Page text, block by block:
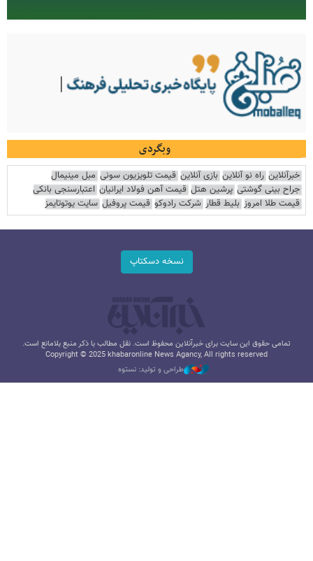
وبگردی
خبرآنلاین راه نو آنلاین بازی آنلاین قیمت تلویزیون سونی مبل مینیمال
جراح بینی گوشتی پرشین هتل قیمت آهن فولاد ایرانیان اعتبارسنجی بانکی
قیمت طلا امروز بلیط قطار شرکت رادوکو قیمت پروفیل سایت یوتوتایمز
نسخه دسکتاپ
تمامی حقوق این سایت برای خبرآنلاین محفوظ است. نقل مطالب با ذکر منبع بلامانع است.
Copyright © 2025 khabaronline News Agancy, All rights reserved
طراحی و تولید: نستوه